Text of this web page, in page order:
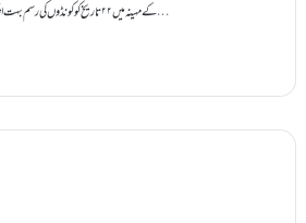
(رجب) کے مہینہ میں ۲۲ تاریخ کو کونڈوں کی رسم بہت اچھی اور برکت والی ہے۔مگر اس میں…